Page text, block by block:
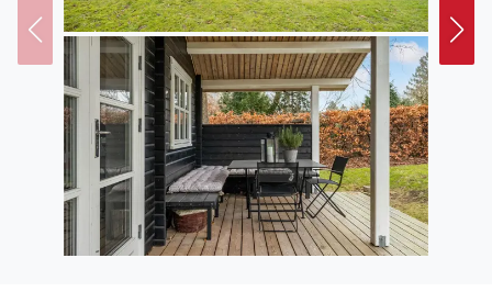
Hinter den Dünen, die hier den Strand schützen, gibt
es einen Kinderspielplatz und auch für kulinarische
Freuden ist in der Sommersaison gesorgt.
Verbringen Sie einen erholsamen Urlaub in diesem
ansprechenden Ferienhaus!